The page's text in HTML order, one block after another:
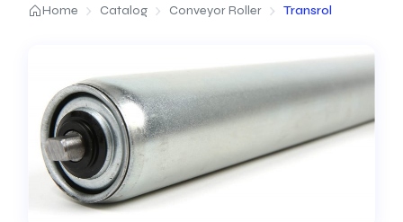
Home Catalog Conveyor Roller Transrol